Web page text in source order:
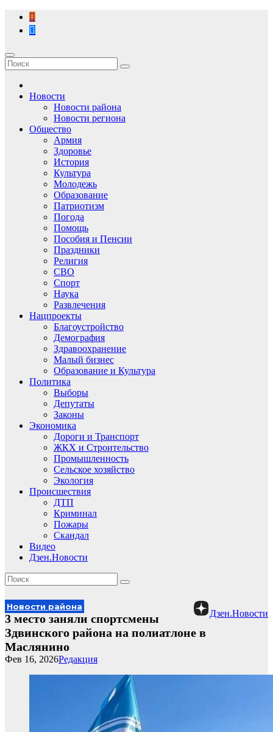
Перейти
содержимому
Новости
Новости района
Новости региона
Общество
Армия
Здоровье
История
Культура
Молодежь
Образование
Патриотизм
Погода
Помощь
Пособия и Пенсии
Праздники
Религия
СВО
Спорт
Наука
Развлечения
Нацпроекты
Благоустройство
Демография
Здравоохранение
Малый бизнес
Образование и Культура
Политика
Выборы
Депутаты
Законы
Экономика
Дороги и Транспорт
ЖКХ и Строительство
Промышленность
Сельское хозяйство
Экология
Происшествия
ДТП
Криминал
Пожары
Скандал
Видео
Дзен.Новости
Дзен.Новости
Новости района
3 место заняли спортсмены
Здвинского района на полиатлоне в
Маслянино
Редакция
Фев 16, 2026